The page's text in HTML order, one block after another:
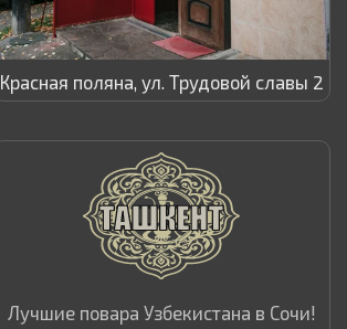
Красная поляна, ул. Трудовой славы 2
Лучшие повара Узбекистана в Сочи!